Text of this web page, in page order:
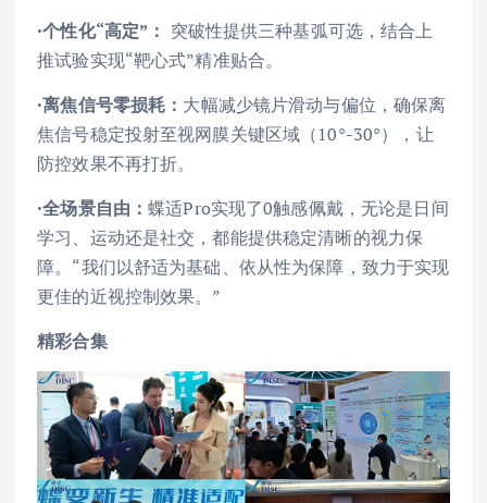
·个性化“高定”： 突破性提供三种基弧可选，结合上
推试验实现“靶心式”精准贴合。
·离焦信号零损耗： 大幅减少镜片滑动与偏位，确保离
焦信号稳定投射至视网膜关键区域（10°-30°），让
防控效果不再打折。
·全场景自由：蝶适Pro实现了0触感佩戴，无论是日间
学习、运动还是社交，都能提供稳定清晰的视力保
障。“我们以舒适为基础、依从性为保障，致力于实现
更佳的近视控制效果。”
精彩合集